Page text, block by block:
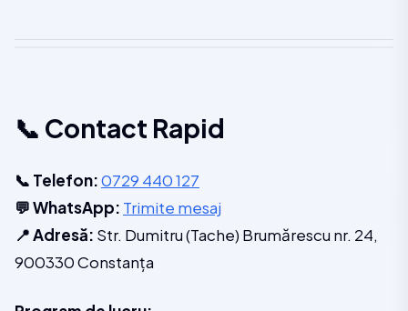
📞 Contact Rapid
📞 Telefon:0729 440 127
💬 WhatsApp: Trimite mesaj
📍 Adresă: Str. Dumitru (Tache) Brumărescu nr. 24,
900330 Constanța